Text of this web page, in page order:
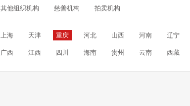
其他组织机构 慈善机构 拍卖机构
上海 天津 重庆 河北 山西 河南 辽宁
广西 江西 四川 海南 贵州 云南 西藏